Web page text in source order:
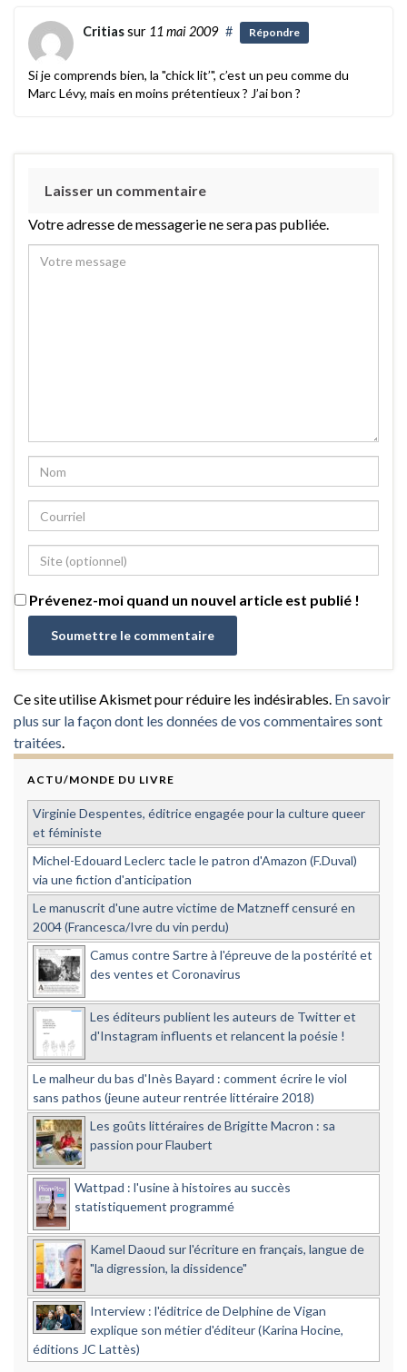
Critiassur 11 mai 2009 # Répondre
Si je comprends bien, la "chick lit’", c’est un peu comme du
Marc Lévy, mais en moins prétentieux ? J’ai bon ?
Laisser un commentaire
Votre adresse de messagerie ne sera pas publiée.
Prévenez-moi quand un nouvel article est publié !
Ce site utilise Akismet pour réduire les indésirables. En savoir
plus sur la façon dont les données de vos commentaires sont
traitées.
ACTU/MONDE DU LIVRE
Virginie Despentes, éditrice engagée pour la culture queer
et féministe
Michel-Edouard Leclerc tacle le patron d'Amazon (F.Duval)
via une fiction d'anticipation
Le manuscrit d'une autre victime de Matzneff censuré en
2004 (Francesca/Ivre du vin perdu)
Camus contre Sartre à l'épreuve de la postérité et
des ventes et Coronavirus
Les éditeurs publient les auteurs de Twitter et
d'Instagram influents et relancent la poésie !
Le malheur du bas d'Inès Bayard : comment écrire le viol
sans pathos (jeune auteur rentrée littéraire 2018)
Les goûts littéraires de Brigitte Macron : sa
passion pour Flaubert
Wattpad : l'usine à histoires au succès
statistiquement programmé
Kamel Daoud sur l'écriture en français, langue de
"la digression, la dissidence"
Interview : l'éditrice de Delphine de Vigan
explique son métier d'éditeur (Karina Hocine,
éditions JC Lattès)